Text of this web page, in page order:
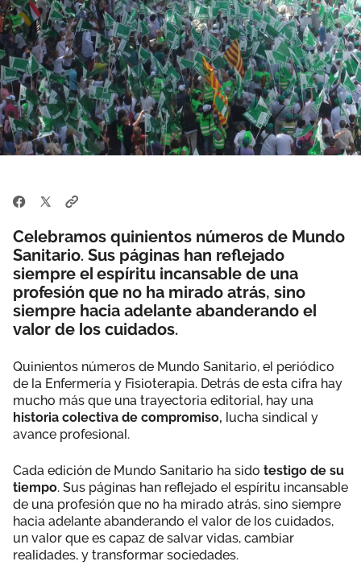
Perspectivas
Vídeos
Documentos
Área privada
Únete
Celebramos quinientos números de Mundo
Sanitario. Sus páginas han reflejado
siempre el espíritu incansable de una
profesión que no ha mirado atrás, sino
siempre hacia adelante abanderando el
valor de los cuidados.
Quinientos números de Mundo Sanitario, el periódico
de la Enfermería y Fisioterapia. Detrás de esta cifra hay
mucho más que una trayectoria editorial, hay una
historia colectiva de compromiso, lucha sindical y
avance profesional.
Cada edición de Mundo Sanitario ha sido testigo de su
tiempo. Sus páginas han reflejado el espíritu incansable
de una profesión que no ha mirado atrás, sino siempre
hacia adelante abanderando el valor de los cuidados,
un valor que es capaz de salvar vidas, cambiar
realidades, y transformar sociedades.